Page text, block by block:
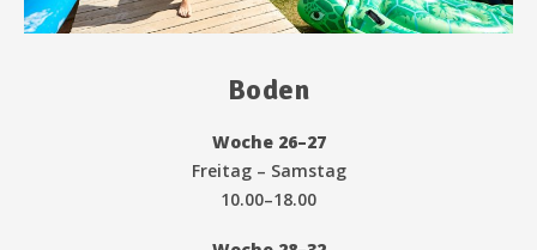
Boden
Woche 26–27
Freitag – Samstag
10.00–18.00